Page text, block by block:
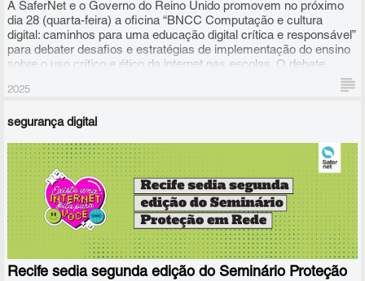
A SaferNet e o Governo do Reino Unido promovem no próximo
dia 28 (quarta-feira) a oficina “BNCC Computação e cultura
digital: caminhos para uma educação digital crítica e responsável”
para debater desafios e estratégias de implementação do ensino
sobre o uso crítico e ético da internet nas escolas. O debate
realizado em Salvador, entre 26 e 30 de maio.
2025
segurança digital
Recife sedia segunda edição do Seminário Proteção